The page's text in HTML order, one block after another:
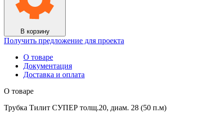
В корзину
Получить предложение для проекта
О товаре
Документация
Доставка и оплата
О товаре
Трубка Тилит СУПЕР толщ.20, диам. 28 (50 п.м)